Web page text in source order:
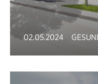
02.05.2024